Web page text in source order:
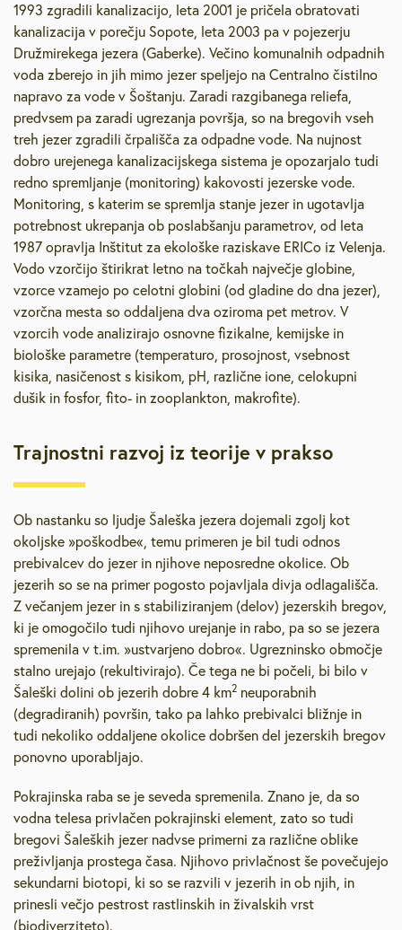
1993 zgradili kanalizacijo, leta 2001 je pričela obratovati
kanalizacija v porečju Sopote, leta 2003 pa v pojezerju
Družmirekega jezera (Gaberke). Večino komunalnih odpadnih
voda zberejo in jih mimo jezer speljejo na Centralno čistilno
napravo za vode v Šoštanju. Zaradi razgibanega reliefa,
predvsem pa zaradi ugrezanja površja, so na bregovih vseh
treh jezer zgradili črpališča za odpadne vode. Na nujnost
dobro urejenega kanalizacijskega sistema je opozarjalo tudi
redno spremljanje (monitoring) kakovosti jezerske vode.
Monitoring, s katerim se spremlja stanje jezer in ugotavlja
potrebnost ukrepanja ob poslabšanju parametrov, od leta
1987 opravlja Inštitut za ekološke raziskave ERICo iz Velenja.
Vodo vzorčijo štirikrat letno na točkah največje globine,
vzorce vzamejo po celotni globini (od gladine do dna jezer),
vzorčna mesta so oddaljena dva oziroma pet metrov. V
vzorcih vode analizirajo osnovne fizikalne, kemijske in
biološke parametre (temperaturo, prosojnost, vsebnost
kisika, nasičenost s kisikom, pH, različne ione, celokupni
dušik in fosfor, fito- in zooplankton, makrofite).
Trajnostni razvoj iz teorije v prakso
Ob nastanku so ljudje Šaleška jezera dojemali zgolj kot
okoljske »poškodbe«, temu primeren je bil tudi odnos
prebivalcev do jezer in njihove neposredne okolice. Ob
jezerih so se na primer pogosto pojavljala divja odlagališča.
Z večanjem jezer in s stabiliziranjem (delov) jezerskih bregov,
ki je omogočilo tudi njihovo urejanje in rabo, pa so se jezera
spremenila v t.im. »ustvarjeno dobro«. Ugrezninsko območje
stalno urejajo (rekultivirajo). Če tega ne bi počeli, bi bilo v
Šaleški dolini ob jezerih dobre 4 km2 neuporabnih
(degradiranih) površin, tako pa lahko prebivalci bližnje in
tudi nekoliko oddaljene okolice dobršen del jezerskih bregov
ponovno uporabljajo.
Pokrajinska raba se je seveda spremenila. Znano je, da so
vodna telesa privlačen pokrajinski element, zato so tudi
bregovi Šaleških jezer nadvse primerni za različne oblike
preživljanja prostega časa. Njihovo privlačnost še povečujejo
sekundarni biotopi, ki so se razvili v jezerih in ob njih, in
prinesli večjo pestrost rastlinskih in živalskih vrst
(biodiverziteto).